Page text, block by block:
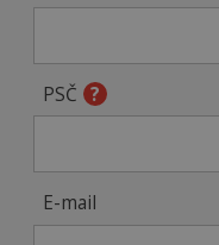
PSČ
E-mail